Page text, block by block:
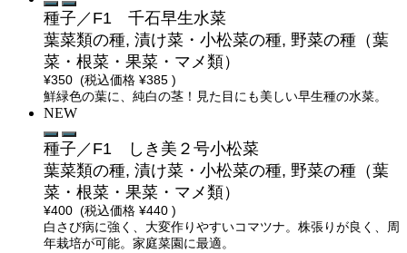
種子／F1 千石早生水菜
葉菜類の種, 漬け菜・小松菜の種, 野菜の種（葉
菜・根菜・果菜・マメ類）
¥350 (税込価格 ¥385 )
鮮緑色の葉に、純白の茎！見た目にも美しい早生種の水菜。
NEW
種子／F1 しき美２号小松菜
葉菜類の種, 漬け菜・小松菜の種, 野菜の種（葉
菜・根菜・果菜・マメ類）
¥400 (税込価格 ¥440 )
白さび病に強く、大変作りやすいコマツナ。株張りが良く、周
年栽培が可能。家庭菜園に最適。